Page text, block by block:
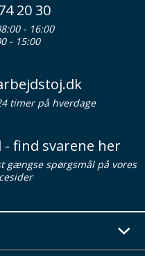
20 30
- 16:00
- 15:00
timer på hverdage
find svarene her
gængse spørgsmål på vores